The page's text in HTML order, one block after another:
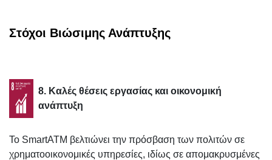
Στόχοι Βιώσιμης Ανάπτυξης
8. Καλές θέσεις εργασίας και οικονομική
ανάπτυξη
Το SmartATM βελτιώνει την πρόσβαση των πολιτών σε
χρηματοοικονομικές υπηρεσίες, ιδίως σε απομακρυσμένες